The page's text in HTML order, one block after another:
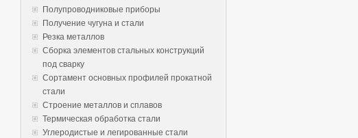
Полупроводниковые приборы
Получение чугуна и стали
Резка металлов
Сборка элементов стальных конструкций
под сварку
Сортамент основных профилей прокатной
стали
Строение металлов и сплавов
Термическая обработка стали
Углеродистые и легированные стали